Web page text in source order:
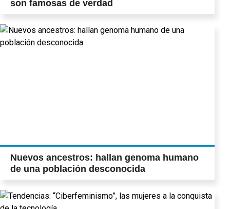
son famosas de verdad
Nuevos ancestros: hallan genoma humano
de una población desconocida